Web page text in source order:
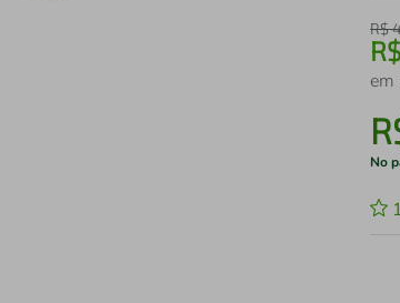
R$
em
No